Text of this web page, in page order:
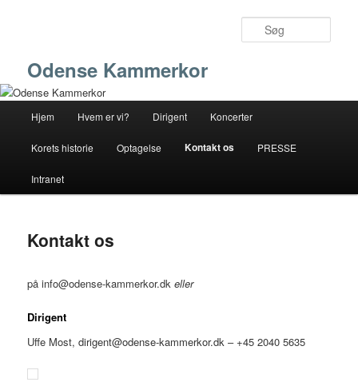
Odense Kammerkor
Hjem Hvem er vi? Dirigent Koncerter
Korets historie Optagelse Kontakt os PRESSE
Intranet
Kontakt os
på info@odense-kammerkor.dkeller
Dirigent
Uffe Most,dirigent@odense-kammerkor.dk – +45 2040 5635